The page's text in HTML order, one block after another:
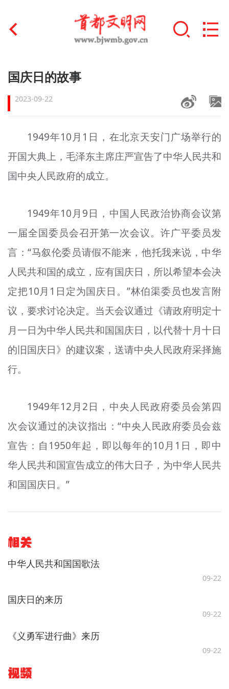
首页
文明创建
+
文明培育
+
未成年人思想道德建设
身边好人
文明评论
北京宣传文化引导基金
宣传思想文化人才
专题
+
国庆日的故事
2023-09-22
1949年10月1日，在北京天安门广场举行的
开国大典上，毛泽东主席庄严宣告了中华人民共和
国中央人民政府的成立。
1949年10月9日，中国人民政治协商会议第
一届全国委员会召开第一次会议。许广平委员发
言：“马叙伦委员请假不能来，他托我来说，中华
人民共和国的成立，应有国庆日，所以希望本会决
定把10月1日定为国庆日。”林伯渠委员也发言附
议，要求讨论决定。当天会议通过《请政府明定十
月一日为中华人民共和国国庆日，以代替十月十日
的旧国庆日》的建议案，送请中央人民政府采择施
行。
1949年12月2日，中央人民政府委员会第四
次会议通过的决议指出：“中央人民政府委员会兹
宣告：自1950年起，即以每年的10月1日，即中
华人民共和国宣告成立的伟大日子，为中华人民共
和国国庆日。”
相关
中华人民共和国国歌法
09-22
国庆日的来历
09-22
《义勇军进行曲》来历
09-22
视频